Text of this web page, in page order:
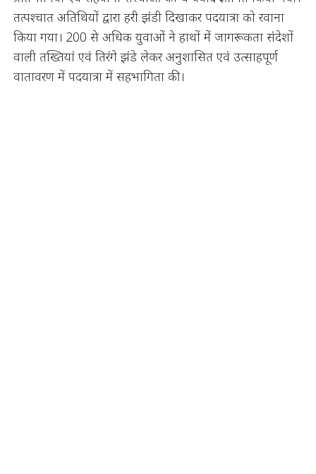
तत्पश्चात अतिथियों द्वारा हरी झंडी दिखाकर पदयात्रा को रवाना
किया गया। 200 से अधिक युवाओं ने हाथों में जागरूकता संदेशों
वाली तख्तियां एवं तिरंगे झंडे लेकर अनुशासित एवं उत्साहपूर्ण
वातावरण में पदयात्रा में सहभागिता की।